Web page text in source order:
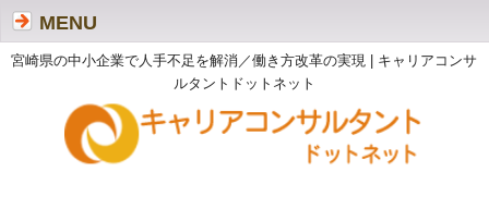
宮崎県の中小企業で人手不足を解消／働き方改革の実現 | キャリアコンサ
ルタントドットネット
MENU